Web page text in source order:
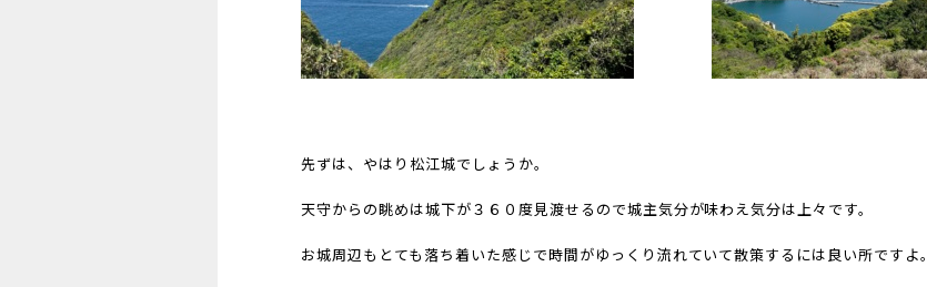
先ずは、やはり松江城でしょうか。
天守からの眺めは城下が３６０度見渡せるので城主気分が味わえ気分は上々です。
お城周辺もとても落ち着いた感じで時間がゆっくり流れていて散策するには良い所ですよ。